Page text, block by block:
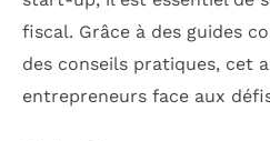
fiscal. Grâce à des guides
des conseils pratiques, cet
entrepreneurs face aux